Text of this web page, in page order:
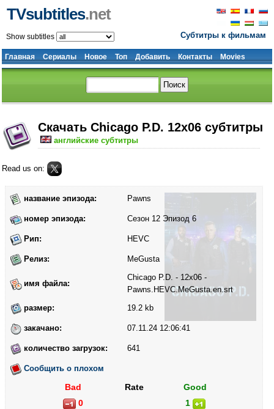
Субтитры к фильмам
TVsubtitles.net
Главная Сериалы Новое Топ Добавить Контакты Movies
Show subtitles
Скачать Chicago P.D. 12x06 субтитры
английские субтитры
Read us on:
название эпизода: Pawns
номер эпизода: Сезон 12 Эпизод 6
Рип: HEVC
Релиз: MeGusta
имя файла:
Chicago P.D. - 12x06 -
Pawns.HEVC.MeGusta.en.srt
размер:
19.2 kb
закачано: 07.11.24 12:06:41
количество загрузок: 641
Сообщить о плохом
Bad Rate
Good
0
1